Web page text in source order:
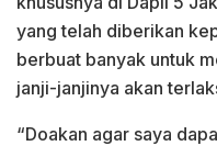
yang telah diberikan
berbuat banyak untuk
janji-janjinya akan
“Doakan agar saya